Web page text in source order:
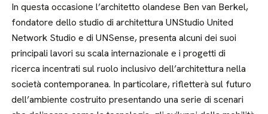
In questa occasione l’architetto olandese Ben van Berkel,
fondatore dello studio di architettura UNStudio United
Network Studio e di UNSense, presenta alcuni dei suoi
principali lavori su scala internazionale e i progetti di
ricerca incentrati sul ruolo inclusivo dell’architettura nella
società contemporanea. In particolare, rifletterà sul futuro
dell’ambiente costruito presentando una serie di scenari